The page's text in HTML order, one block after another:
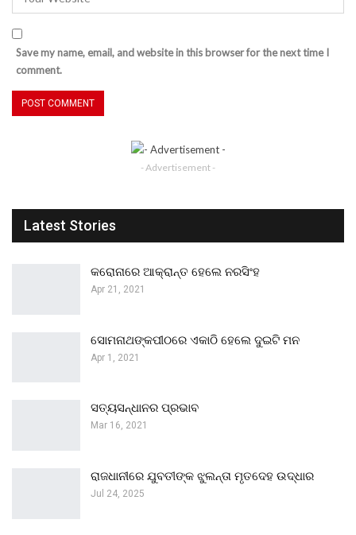
Save my name, email, and website in this browser for the next time I
comment.
- Advertisement -
Latest Stories
କରୋନାରେ ଆକ୍ରାନ୍ତ ହେଲେ ନରସିଂହ
Apr 21, 2021
ସୋମନାଥଙ୍କପୀଠରେ ଏକାଠି ହେଲେ ଦୁଇଟି ମନ
Apr 1, 2021
ସତ୍ୟସନ୍ଧାନର ପ୍ରଭାବ
Mar 16, 2021
ରାଜଧାନୀରେ ଯୁବତୀଙ୍କ ଝୁଲନ୍ତା ମୃତଦେହ ଉଦ୍ଧାର
Jul 24, 2025